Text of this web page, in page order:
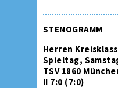
STENOGRAMM
Herren
Spieltag,
TSV 1860
II 7:0 (7:0)